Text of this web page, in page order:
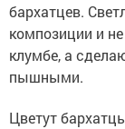
бархатцев.
композиции и
клумбе, а
пышными.
Цветут